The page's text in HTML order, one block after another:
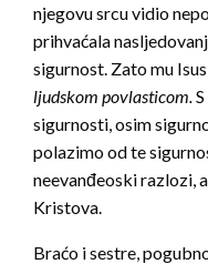
njegovu srcu vidio
prihvaćala
sigurnost. Zato mu
ljudskom povlasticom.
sigurnosti, osim
polazimo od te
neevanđeoski razlozi,
Kristova.
Braćo i sestre,